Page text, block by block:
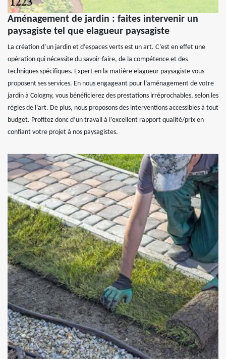
Aménagement de jardin : faites intervenir un
paysagiste tel que elagueur paysagiste
La création d’un jardin et d’espaces verts est un art. C’est en effet une
opération qui nécessite du savoir-faire, de la compétence et des
techniques spécifiques. Expert en la matière elagueur paysagiste vous
proposent ses services. En nous engageant pour l’aménagement de votre
jardin à Cologny, vous bénéficierez des prestations irréprochables, selon les
règles de l’art. De plus, nous proposons des interventions accessibles à tout
budget. Profitez donc d’un travail à l’excellent rapport qualité/prix en
confiant votre projet à nos paysagistes.